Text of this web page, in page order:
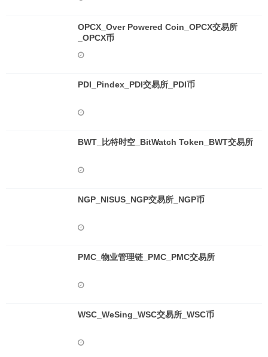
OPCX_Over Powered Coin_OPCX交易所
_OPCX币
PDI_Pindex_PDI交易所_PDI币
BWT_比特时空_BitWatch Token_BWT交易所
NGP_NISUS_NGP交易所_NGP币
PMC_物业管理链_PMC_PMC交易所
WSC_WeSing_WSC交易所_WSC币